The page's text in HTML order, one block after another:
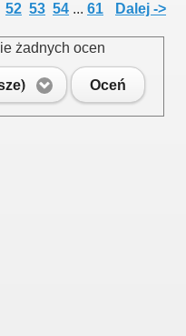
52 53 54 ... 61 Dalej ->
żadnych ocen
Oceń